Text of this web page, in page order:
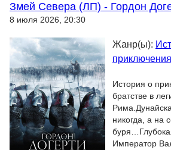
Змей Севера (ЛП) - Гордон
8 июля 2026, 20:30
Жанр(ы):
приключения
История о
братстве в
никогда, а на
Император